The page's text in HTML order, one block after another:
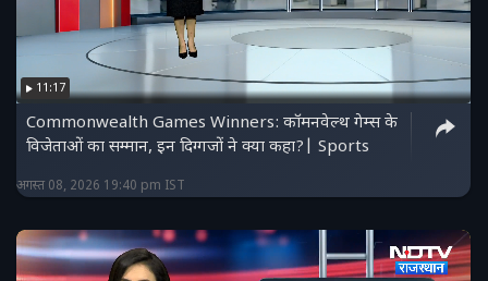
11:17
Commonwealth Games Winners: कॉमनवेल्थ गेम्स के
विजेताओं का सम्मान, इन दिग्गजों ने क्या कहा?| Sports
अगस्त 08, 2026 19:40 pm IST